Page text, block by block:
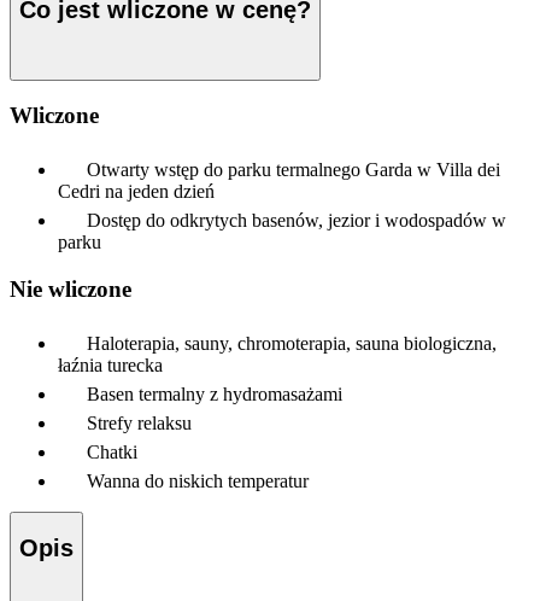
Co jest wliczone w cenę?
Wliczone
Otwarty wstęp do parku termalnego Garda w Villa dei
Cedri na jeden dzień
Dostęp do odkrytych basenów, jezior i wodospadów w
parku
Nie wliczone
Haloterapia, sauny, chromoterapia, sauna biologiczna,
łaźnia turecka
Basen termalny z hydromasażami
Strefy relaksu
Chatki
Wanna do niskich temperatur
Opis